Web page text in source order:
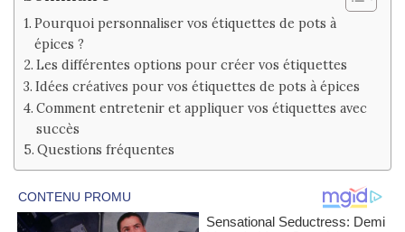
Pourquoi personnaliser vos étiquettes de pots à
épices ?
Les différentes options pour créer vos étiquettes
Idées créatives pour vos étiquettes de pots à épices
Comment entretenir et appliquer vos étiquettes avec
succès
Questions fréquentes